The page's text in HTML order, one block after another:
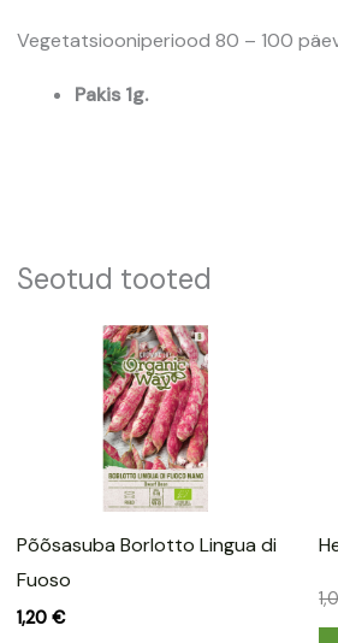
Vegetatsiooniperiood 80 – 100
Pakis 1g.
Seotud tooted
Põõsasuba Borlotto Lingua di
Fuoso
1,20 €